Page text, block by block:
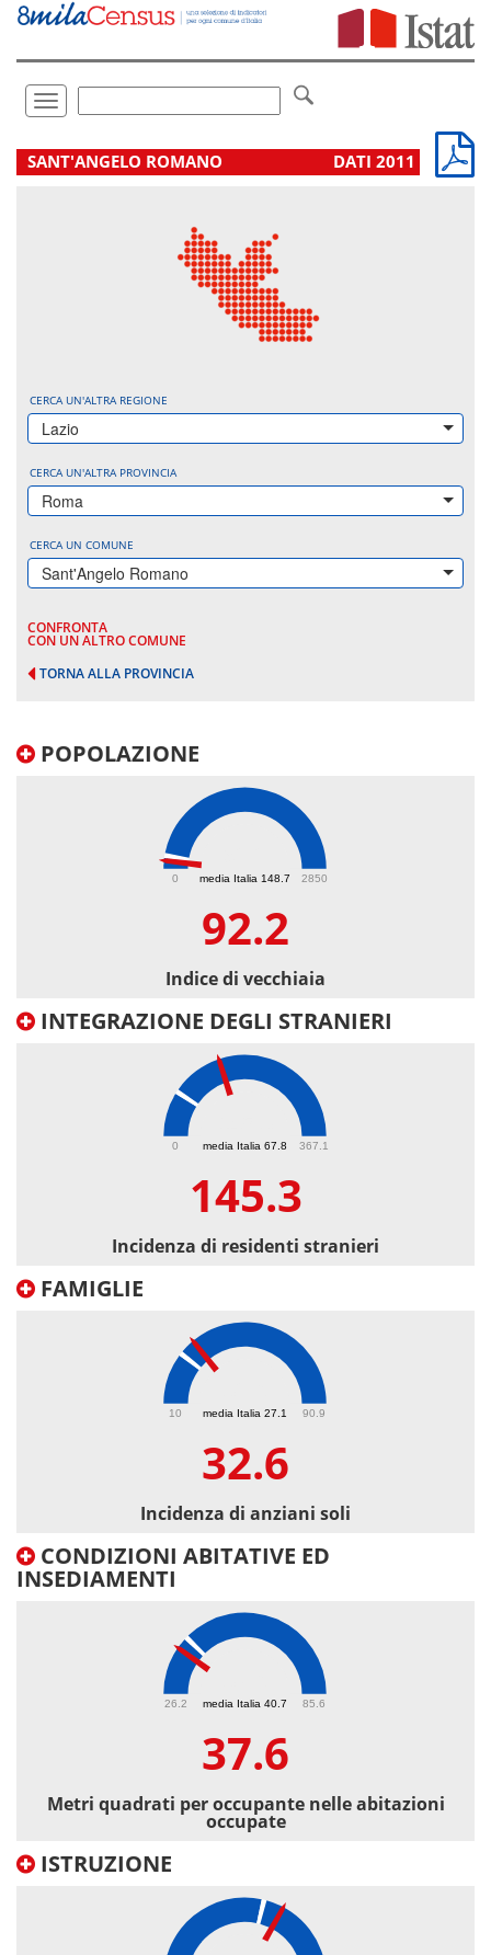
Vai
direttamente
Toggle
navigation
.
SANT'ANGELO ROMANO DATI 2011
CERCA UN'ALTRA REGIONE
Lazio
CERCA UN'ALTRA PROVINCIA
Roma
CERCA UN COMUNE
Sant'Angelo Romano
CONFRONTA
CON UN ALTRO COMUNE
TORNA ALLA PROVINCIA
POPOLAZIONE
media Italia 148.7
0 2850
92.2
Indice di vecchiaia
INTEGRAZIONE DEGLI STRANIERI
media Italia 67.8
0 367.1
145.3
Incidenza di residenti stranieri
FAMIGLIE
media Italia 27.1
10 90.9
32.6
Incidenza di anziani soli
CONDIZIONI ABITATIVE ED
INSEDIAMENTI
media Italia 40.7
26.2 85.6
37.6
Metri quadrati per occupante nelle abitazioni
occupate
ISTRUZIONE